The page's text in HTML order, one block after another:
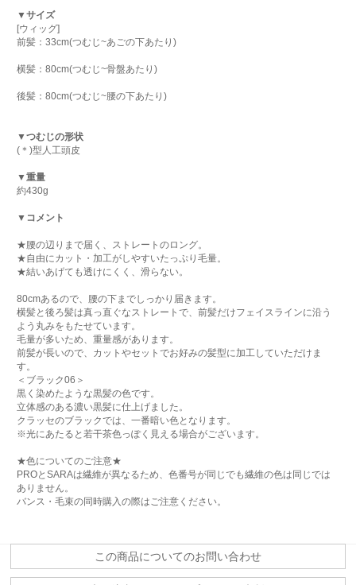
▼サイズ
[ウィッグ]
前髪：33cm(つむじ~あごの下あたり)
横髪：80cm(つむじ~骨盤あたり)
後髪：80cm(つむじ~腰の下あたり)
▼つむじの形状
(＊)型人工頭皮
▼重量
約430g
▼コメント
★腰の辺りまで届く、ストレートのロング。
★自由にカット・加工がしやすいたっぷり毛量。
★結いあげても透けにくく、滑らない。
80cmあるので、腰の下までしっかり届きます。
横髪と後ろ髪は真っ直ぐなストレートで、前髪だけフェイスラインに沿う
よう丸みをもたせています。
毛量が多いため、重量感があります。
前髪が長いので、カットやセットでお好みの髪型に加工していただけま
す。
＜ブラック06＞
黒く染めたような黒髪の色です。
立体感のある濃い黒髪に仕上げました。
クラッセのブラックでは、一番暗い色となります。
※光にあたると若干茶色っぽく見える場合がございます。
★色についてのご注意★
PROとSARAは繊維が異なるため、色番号が同じでも繊維の色は同じでは
ありません。
バンス・毛束の同時購入の際はご注意ください。
この商品についてのお問い合わせ